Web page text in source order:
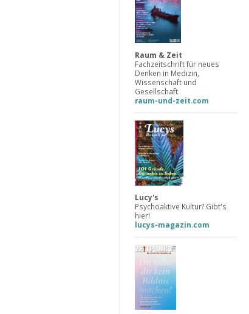
Raum & Zeit
Fachzeitschrift für neues
Denken in Medizin,
Wissenschaft und
Gesellschaft
raum-und-zeit.com
Lucy's
Psychoaktive Kultur? Gibt's
hier!
lucys-magazin.com